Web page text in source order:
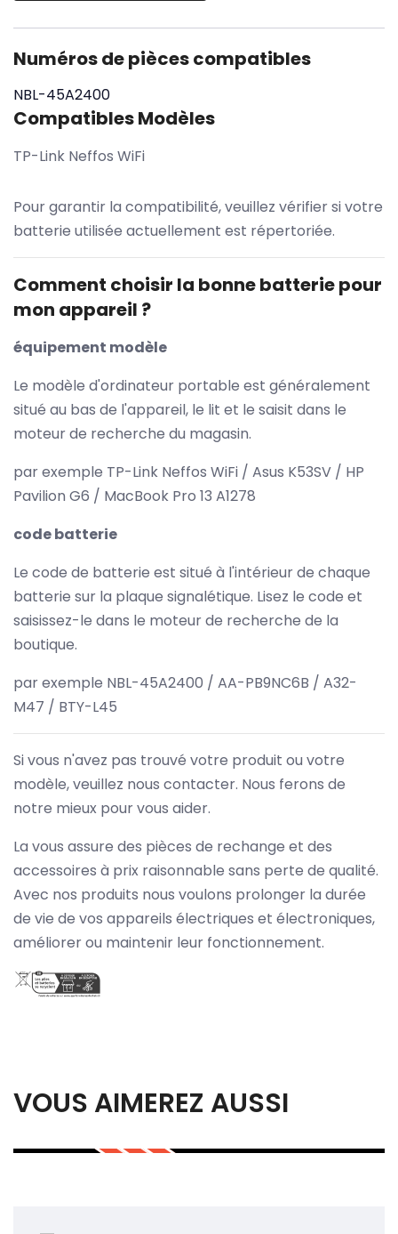
Numéros de pièces compatibles
NBL-45A2400
Compatibles Modèles
TP-Link Neffos WiFi
Pour garantir la compatibilité, veuillez vérifier si votre
batterie utilisée actuellement est répertoriée.
Comment choisir la bonne batterie pour
mon appareil ?
équipement modèle
Le modèle d'ordinateur portable est généralement
situé au bas de l'appareil, le lit et le saisit dans le
moteur de recherche du magasin.
par exemple TP-Link Neffos WiFi / Asus K53SV / HP
Pavilion G6 / MacBook Pro 13 A1278
code batterie
Le code de batterie est situé à l'intérieur de chaque
batterie sur la plaque signalétique. Lisez le code et
saisissez-le dans le moteur de recherche de la
boutique.
par exemple NBL-45A2400 / AA-PB9NC6B / A32-
M47 / BTY-L45
Si vous n'avez pas trouvé votre produit ou votre
modèle, veuillez nous contacter. Nous ferons de
notre mieux pour vous aider.
La vous assure des pièces de rechange et des
accessoires à prix raisonnable sans perte de qualité.
Avec nos produits nous voulons prolonger la durée
de vie de vos appareils électriques et électroniques,
améliorer ou maintenir leur fonctionnement.
VOUS AIMEREZ AUSSI